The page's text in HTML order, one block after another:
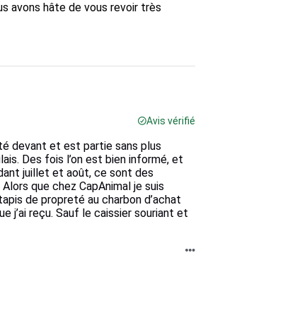
avons hâte de vous revoir très
Avis vérifié
devant et est partie sans plus
Des fois l’on est bien informé, et
juillet et août, ce sont des
que chez CapAnimal je suis
de propreté au charbon d’achat
j’ai reçu. Sauf le caissier souriant et